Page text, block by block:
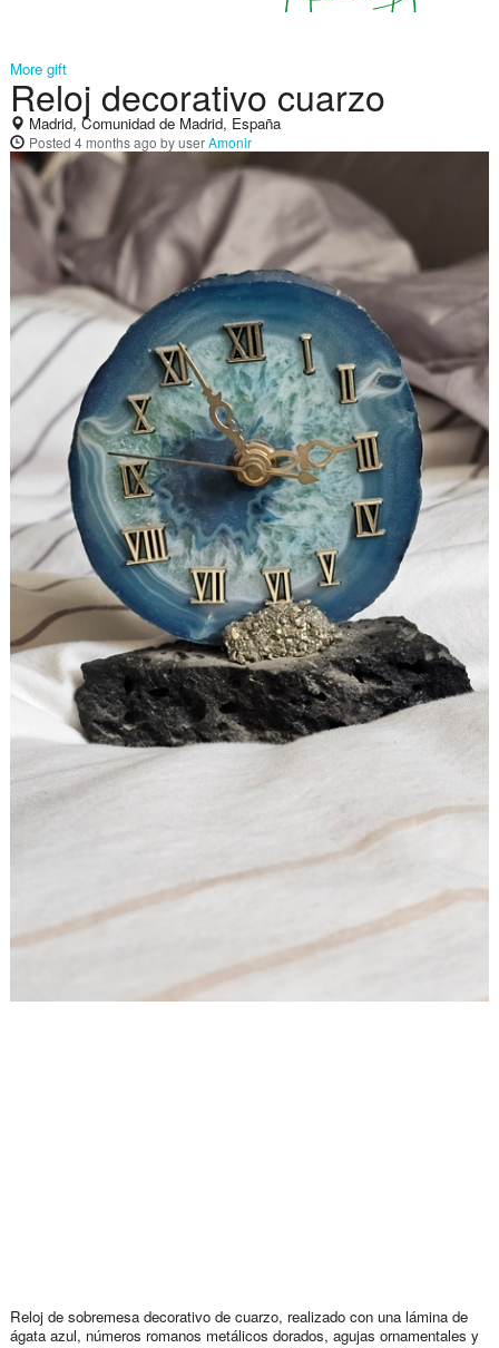
More gift
Reloj decorativo cuarzo
Madrid, Comunidad de Madrid, España
Posted 4 months ago by userAmonir
Reloj de sobremesa decorativo de cuarzo, realizado con una lámina de
ágata azul, números romanos metálicos dorados, agujas ornamentales y